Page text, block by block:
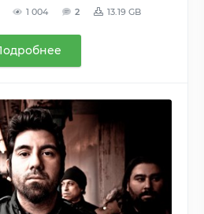
1 004 2 13.19 GB